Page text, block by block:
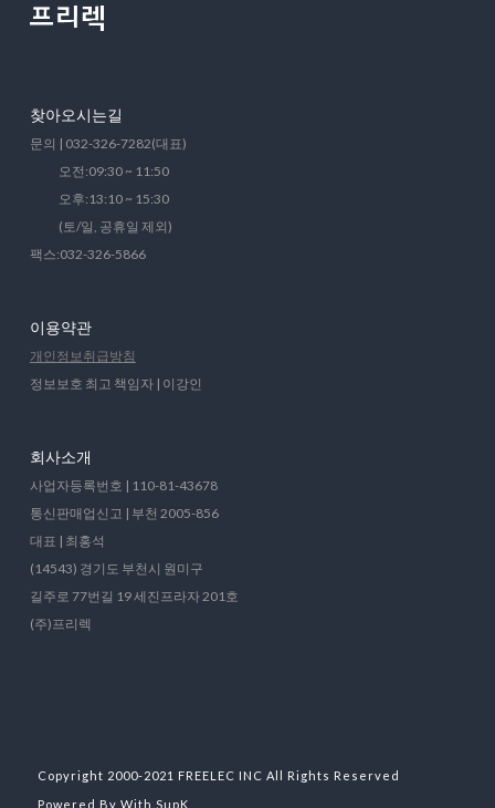
찾아오시는길
문의 | 032-326-7282(대표)
오전:09:30 ~ 11:50
오후:13:10 ~ 15:30
(토/일, 공휴일 제외)
팩스:032-326-5866
이용약관
개인정보취급방침
정보보호 최고 책임자 | 이강인
회사소개
사업자등록번호 | 110-81-43678
통신판매업신고 | 부천 2005-856
대표 | 최홍석
(14543) 경기도 부천시 원미구
길주로 77번길 19 세진프라자 201호
(주)프리렉
Copyright 2000-2021 FREELEC INC All Rights Reserved
Powered By With.SupK